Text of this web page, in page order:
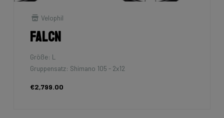
Velophil
Falcn
Größe: L
Gruppensatz: Shimano 105 - 2x12
€2,799.00